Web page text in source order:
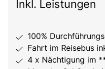
Inkl. Leistungen
100%
Fahrt im Reisebus
4 x Nächtigung im